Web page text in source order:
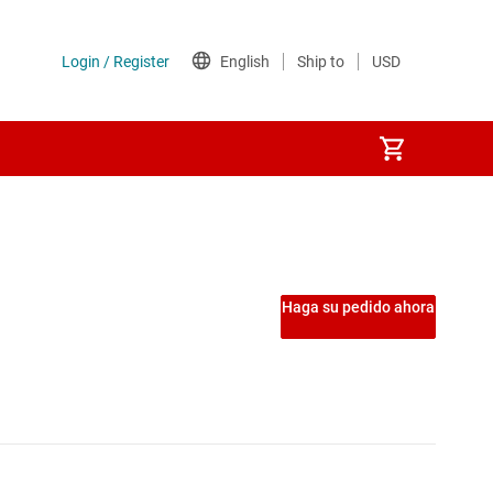
Haga su pedido ahora